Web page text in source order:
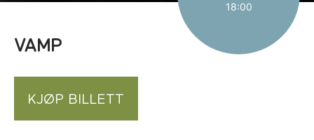
18:00
VAMP
KJØP BILLETT